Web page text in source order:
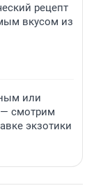
рецепт
вкусом из
или
— смотрим
экзотики